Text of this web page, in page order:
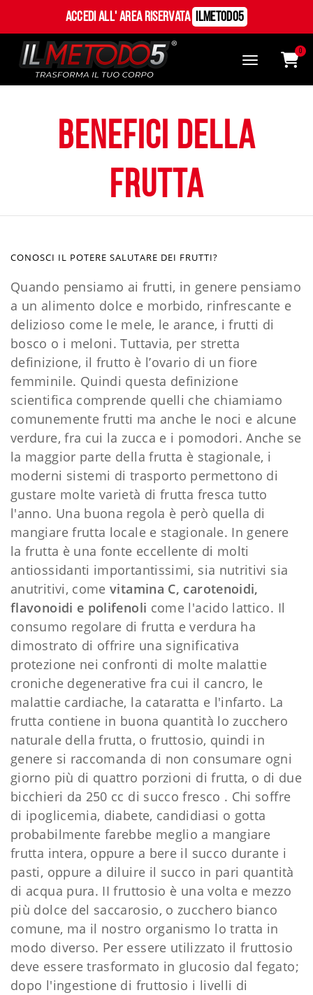
Accedi all' Area Riservata ILMetodo5
0
benefici della
frutta
CONOSCI IL POTERE SALUTARE DEI FRUTTI?
Quando pensiamo ai frutti, in genere pensiamo
a un alimento dolce e morbido, rinfrescante e
delizioso come le mele, le arance, i frutti di
bosco o i meloni. Tuttavia, per stretta
definizione, il frutto è l’ovario di un fiore
femminile. Quindi questa definizione
scientifica comprende quelli che chiamiamo
comunemente frutti ma anche le noci e alcune
verdure, fra cui la zucca e i pomodori. Anche se
la maggior parte della frutta è stagionale, i
moderni sistemi di trasporto permettono di
gustare molte varietà di frutta fresca tutto
l'anno. Una buona regola è però quella di
mangiare frutta locale e stagionale. In genere
la frutta è una fonte eccellente di molti
antiossidanti importantissimi, sia nutritivi sia
anutritivi, comevitamina C, carotenoidi,
flavonoidi e polifenoli come l'acido lattico. Il
consumo regolare di frutta e verdura ha
dimostrato di offrire una significativa
protezione nei confronti di molte malattie
croniche degenerative fra cui il cancro, le
malattie cardiache, la cataratta e l'infarto. La
frutta contiene in buona quantità lo zucchero
naturale della frutta, o fruttosio, quindi in
genere si raccomanda di non consumare ogni
giorno più di quattro porzioni di frutta, o di due
bicchieri da 250 cc di succo fresco . Chi soffre
di ipoglicemia, diabete, candidiasi o gotta
probabilmente farebbe meglio a mangiare
frutta intera, oppure a bere il succo durante i
pasti, oppure a diluire il succo in pari quantità
di acqua pura. II fruttosio è una volta e mezzo
più dolce del saccarosio, o zucchero bianco
comune, ma il nostro organismo lo tratta in
modo diverso. Per essere utilizzato il fruttosio
deve essere trasformato in glucosio dal fegato;
dopo l'ingestione di fruttosio i livelli di